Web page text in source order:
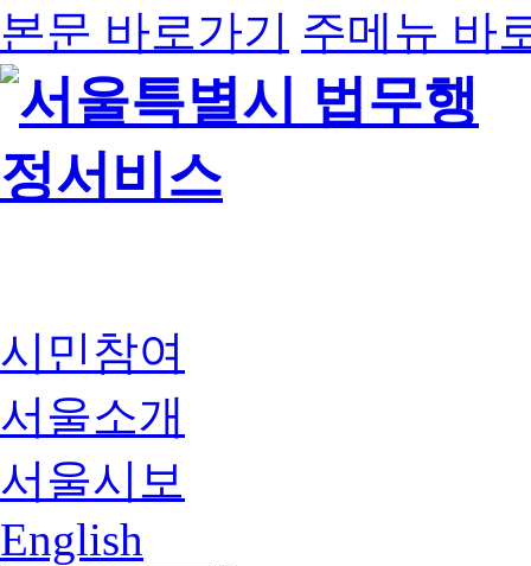
본문 바로가기 주메뉴 바
시민참여
서울소개
서울시보
English